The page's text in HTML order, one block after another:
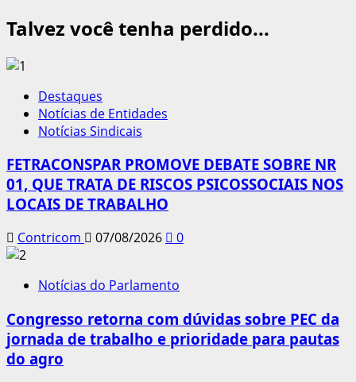
Talvez você tenha perdido...
Destaques
Notícias de Entidades
Notícias Sindicais
FETRACONSPAR PROMOVE DEBATE SOBRE NR
01, QUE TRATA DE RISCOS PSICOSSOCIAIS NOS
LOCAIS DE TRABALHO
Contricom 07/08/2026 0
Notícias do Parlamento
Congresso retorna com dúvidas sobre PEC da
jornada de trabalho e prioridade para pautas
do agro